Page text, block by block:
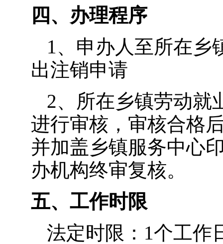
四、办理程序
1、申办人至所在乡
出注销申请
2、所在乡镇劳动就
进行审核，审核合格
并加盖乡镇服务中心
办机构终审复核。
五、工作时限
法定时限：1个工作